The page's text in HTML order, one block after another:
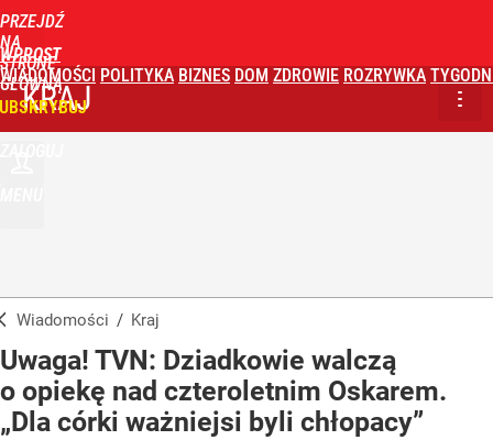
PRZEJDŹ
NA
STRONĘ
GŁÓWNĄ
WPROST
WIADOMOŚCI POLITYKA BIZNES DOM ZDROWIE ROZRYWKA
KRAJ
Wiadomości / Kraj
Uwaga! TVN: Dziadkowie walczą
o opiekę nad czteroletnim Oskarem.
„Dla córki ważniejsi byli chłopacy”